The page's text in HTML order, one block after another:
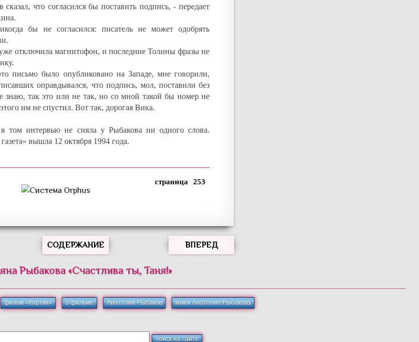
сказал, что согласился бы поставить подпись, - передает
бы не согласился: писатель не может одобрять
отключила магнитофон, и последние Толины фразы не
письмо было опубликовано на Западе, мне говорили,
оправдывался, что подпись, мол, поставили без
знаю, так это или не так, но со мной такой бы номер не
им не спустил. Вот так, дорогая Вика.
том интервью не сняла у Рыбакова ни одного слова.
вышла 12 октября 1994 года.
253
СОДЕРЖАНИЕ ВПЕРЕД
Рыбакова «Счастлива ты, Таня!»
фильм «Кортик» о фильме Анатолий Рыбаков книги Анатолия Рыбакова